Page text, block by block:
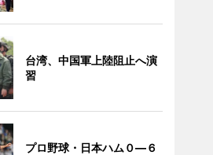
台湾、中国軍上陸阻止へ演
習
プロ野球・日本ハム０―６